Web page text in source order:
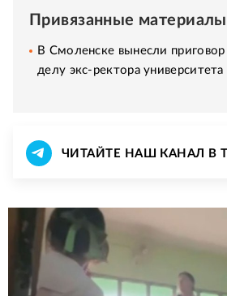
Привязанные материалы
В Смоленске вынесли
делу экс-ректора университета
ЧИТАЙТЕ НАШ КАНАЛ В